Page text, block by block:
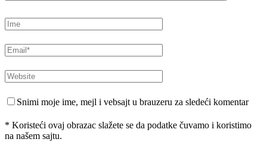
Snimi moje ime, mejl i vebsajt u brauzeru za sledeći komentar
* Koristeći ovaj obrazac slažete se da podatke čuvamo i koristimo
na našem sajtu.